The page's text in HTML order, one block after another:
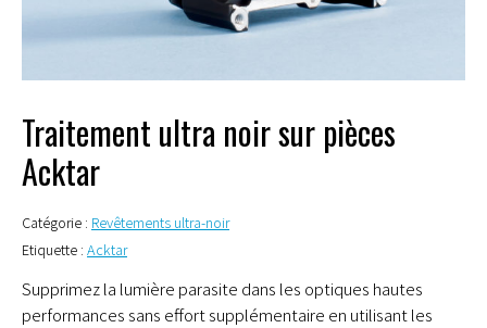
Traitement ultra noir sur pièces
Acktar
Catégorie : Revêtements ultra-noir
Etiquette : Acktar
Supprimez la lumière parasite dans les optiques hautes
performances sans effort supplémentaire en utilisant les